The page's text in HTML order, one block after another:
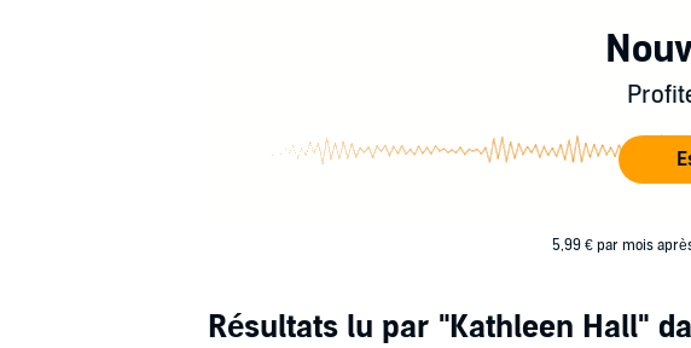
5,99 € par mois
Résultats lu par "Kathleen Hall"